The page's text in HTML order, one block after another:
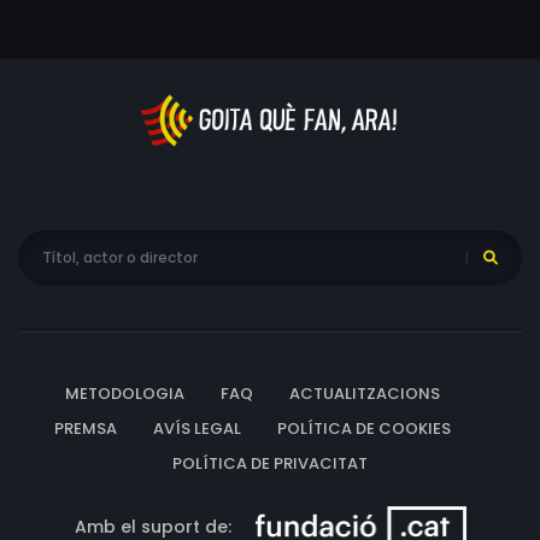
METODOLOGIA FAQ
ACTUALITZACIONS
PREMSA
AVÍS LEGAL
POLÍTICA DE COOKIES
POLÍTICA DE PRIVACITAT
Amb el suport de: